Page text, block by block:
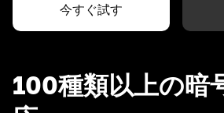
今すぐ試す
100種類以上の暗